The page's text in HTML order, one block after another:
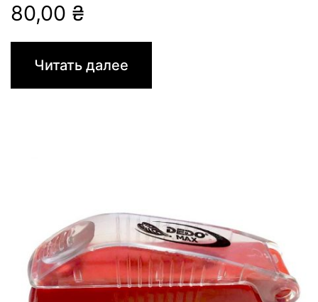
80,00 ₴
Читать далее